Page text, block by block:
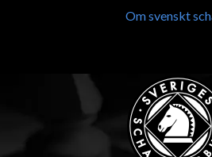
Om svenskt